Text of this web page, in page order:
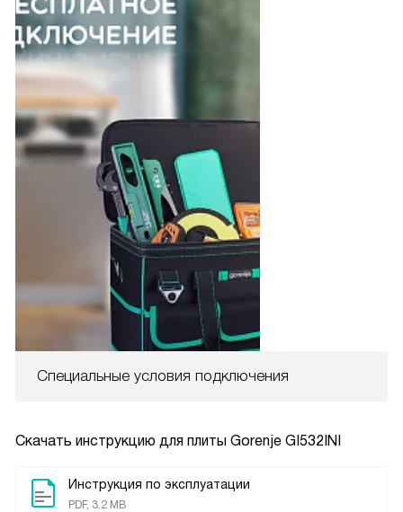
Специальные условия подключения
Скачать инструкцию для плиты Gorenje GI532INI
Инструкция по эксплуатации
PDF, 3.2 MB